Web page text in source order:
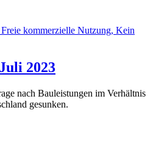
2023
nach Bauleistungen im Verhältnis
gesunken.